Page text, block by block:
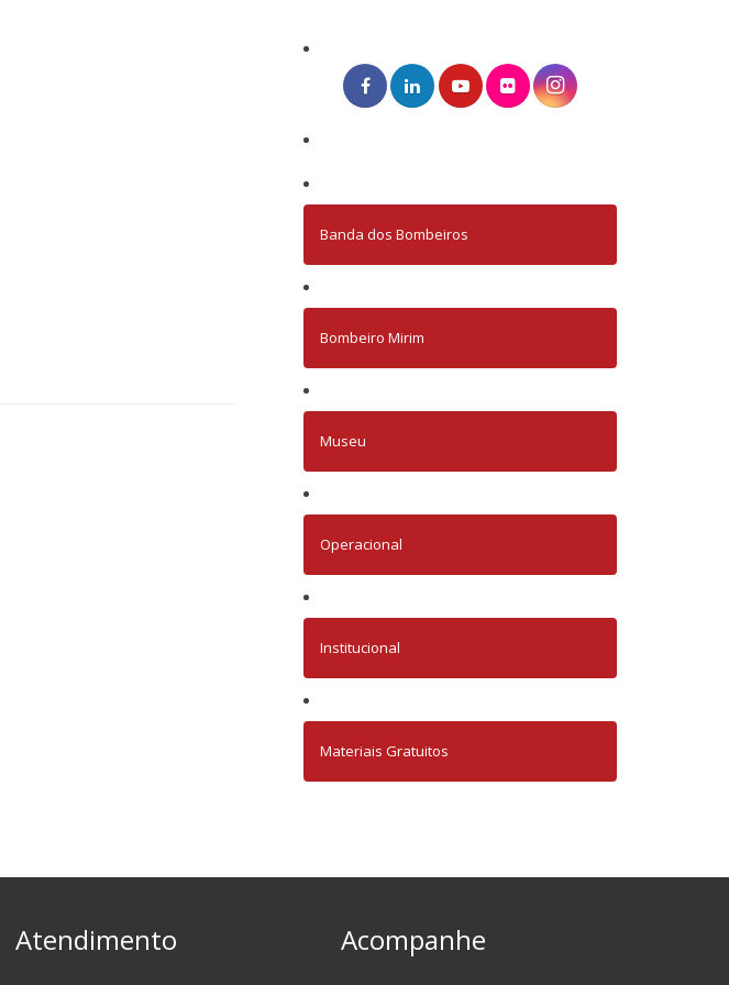
Banda dos Bombeiros
Bombeiro Mirim
Museu
Operacional
Institucional
Materiais Gratuitos
Atendimento Acompanhe